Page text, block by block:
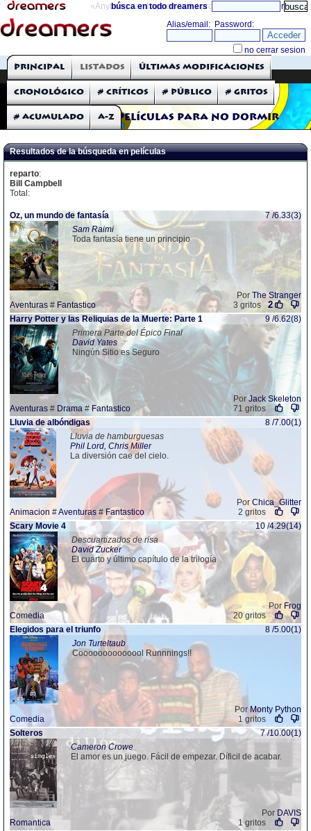
«Anything can happen and it probably will» directorio
búsca en todo dreamers
THE DREAMERS
Críticas: Películas
Películas para no dormir
Principal Listados Últimas modificaciones
Cronológico # Críticos # Público # Gritos
# Acumulado A-Z
Resultados de la búsqueda en películas
reparto:
Bill Campbell
Total:
Oz, un mundo de fantasía
7 /6.33(3)
Sam Raimi
Toda fantasía tiene un principio
Por The Stranger
Aventuras # Fantastico 2
3 gritos
Harry Potter y las Reliquias de la Muerte: Parte 1
9 /6.62(8)
Primera Parte del Épico Final
David Yates
Ningún Sitio es Seguro
PorJack Skeleton
Aventuras # Drama #Fantastico
71 gritos
Lluvia de albóndigas
8 /7.00(1)
Lluvia de hamburguesas
Phil Lord, Chris Miller
La diversión cae del cielo.
Por Chica_Glitter
Animacion #Aventuras #Fantastico
2 gritos
Scary Movie 4
10 /4.29(14)
Descuartizados de risa
David Zucker
El cuarto y último capítulo de la trilogía
Por Frog
Comedia
20 gritos
Elegidos para el triunfo
8 /5.00(1)
Jon Turteltaub
Coooooooooooool Runnnings!!
PorMonty Python
Comedia
1 gritos
Solteros
7 /10.00(1)
Cameron Crowe
El amor es un juego. Fácil de empezar. Díficil de acabar.
Por DAVIS
Romantica
1 gritos